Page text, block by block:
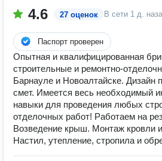
4.6 27 оценок В сети 1 д.
Паспорт проверен
Опытная и квалифицированная
строительные и ремонтно-
Барнауле и Новоалтайске. Дизайн
смет. Имеется весь необходимый
навыки для проведения любых
отделочных работ! Работаем на
Возведение крыш. Монтаж кровли
Настил, утепление, стропила и